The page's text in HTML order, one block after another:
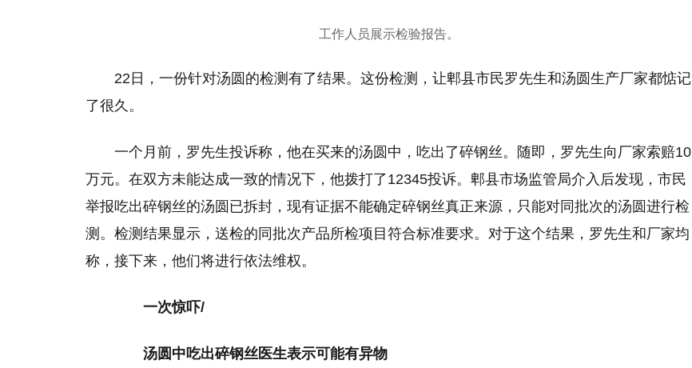
工作人员展示检验报告。
22日，一份针对汤圆的检测有了结果。这份检测，让郫县市民罗先生和汤圆生产厂家都惦记
了很久。
一个月前，罗先生投诉称，他在买来的汤圆中，吃出了碎钢丝。随即，罗先生向厂家索赔10
万元。在双方未能达成一致的情况下，他拨打了12345投诉。郫县市场监管局介入后发现，市民
举报吃出碎钢丝的汤圆已拆封，现有证据不能确定碎钢丝真正来源，只能对同批次的汤圆进行检
测。检测结果显示，送检的同批次产品所检项目符合标准要求。对于这个结果，罗先生和厂家均
称，接下来，他们将进行依法维权。
一次惊吓/
汤圆中吃出碎钢丝医生表示可能有异物